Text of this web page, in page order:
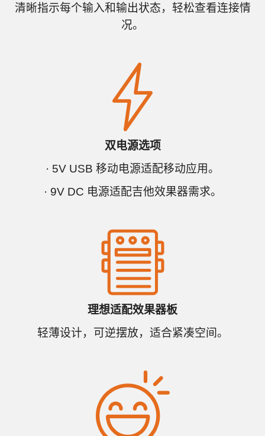
清晰指示每个输入和输出状态，轻松查看连接情
况。
双电源选项
· 5V USB 移动电源适配移动应用。
· 9V DC 电源适配吉他效果器需求。
理想适配效果器板
轻薄设计，可逆摆放，适合紧凑空间。